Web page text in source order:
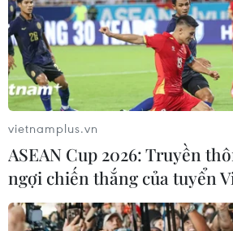
Đức sẽ tính toán việc rút quân và
cứ không quân Incirlik ở Thổ Nhĩ Kỳ
vietnamplus.vn
ASEAN Cup 2026: Truyền
ngợi chiến thắng của tuyển